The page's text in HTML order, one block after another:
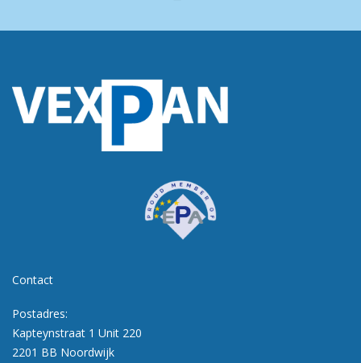
Contact
Postadres:
Kapteynstraat 1 Unit 220
2201 BB Noordwijk